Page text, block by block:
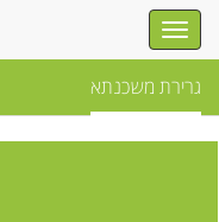
גרירת משכנתא